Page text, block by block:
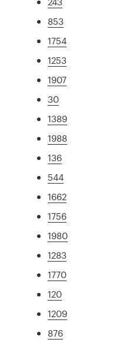
853
1754
1253
1907
30
1389
1988
136
544
1662
1756
1980
1283
1770
120
1209
876